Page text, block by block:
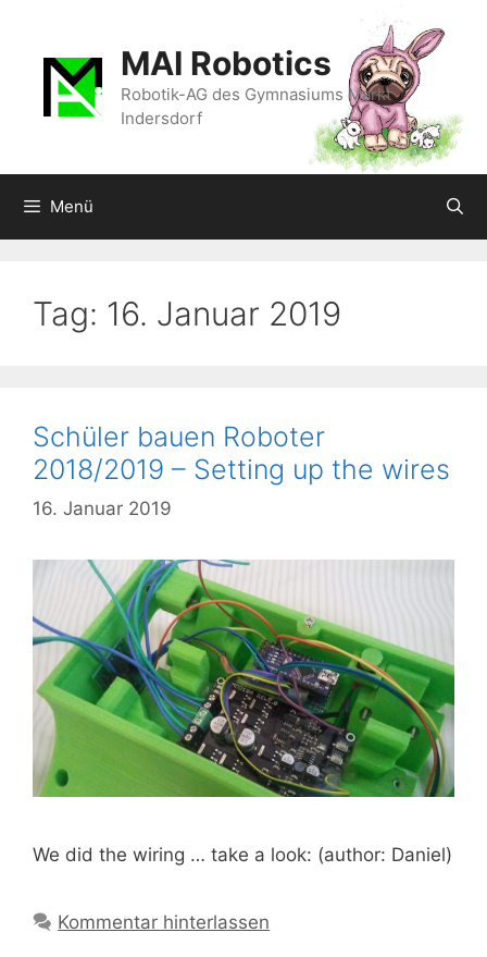
springen
MAI Robotics
Robotik-AG des Gymnasiums Markt
Indersdorf
Menü
Tag: 16. Januar 2019
Schüler bauen Roboter
2018/2019 – Setting up the wires
16. Januar 2019
We did the wiring … take a look: (author: Daniel)
Kommentar hinterlassen